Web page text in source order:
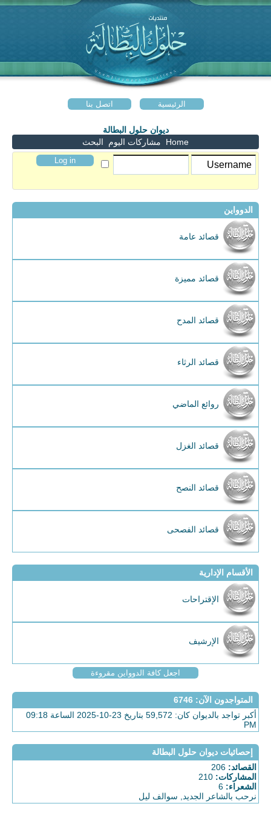
الرئيسية اتصل بنا
ديوان حلول البطالة
Home
مشاركات اليوم البحث
الدوواين
قصائد عامة
قصائد مميزة
قصائد المدح
قصائد الرثاء
روائع الماضي
قصائد الغزل
قصائد النصح
قصائد الفصحى
الأقسام الإدارية
الإقتراحات
الإرشيف
اجعل كافة الدوواين مقروءة
المتواجدون الآن: 6746
أكبر تواجد بالديوان كان: 59,572 بتاريخ 23-10-2025 الساعة 09:18
PM
إحصائيات ديوان حلول البطالة
القصائد:
المشاركات:
الشعراء:
نرحب بالشاعر الجديد, سوالف ليل